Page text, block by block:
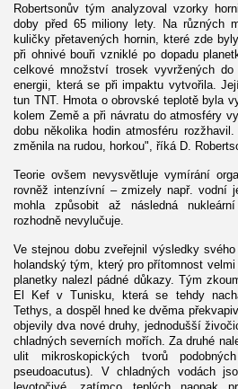
Robertsonův tým analyzoval vzorky
doby před 65 miliony lety. Na různých
kuličky přetavených hornin, které zde
při ohnivé bouři vzniklé po dopadu
celkové množství trosek vyvržených
energii, která se při impaktu vytvořila.
tun TNT. Hmota o obrovské teplotě byla
kolem Země a při návratu do atmosféry
dobu několika hodin atmosféru
změnila na rudou, horkou", říká D.
Teorie ovšem nevysvětluje vymírání
rovněž intenzívní – zmizely např. vodní
mohla způsobit až následná
rozhodně nevylučuje.
Ve stejnou dobu zveřejnil výsledky
holandský tým, který pro přítomnost
planetky nalezl pádné důkazy. Tým
El Kef v Tunisku, která se tehdy
Tethys, a dospěl hned ke dvěma
objevily dva nové druhy, jednodušší
chladných severních mořích. Za druhé
ulit mikroskopických tvorů
pseudoacutus). V chladných vodách
levotočivé, zatímco teplých naopak